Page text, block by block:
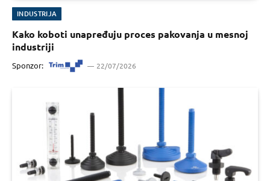
INDUSTRIJA
Kako koboti unapređuju proces pakovanja u mesnoj
industriji
Sponzor: 22/07/2026